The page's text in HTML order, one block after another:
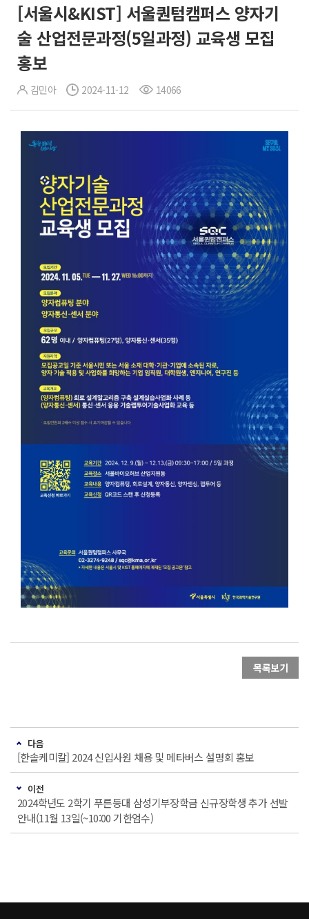
[서울시&KIST] 서울퀀텀캠퍼스 양자기
술 산업전문과정(5일과정) 교육생 모집
홍보
김민아 2024-11-12 14066
목록보기
다음
[한솔케미칼] 2024 신입사원 채용 및 메타버스 설명회 홍보
이전
2024학년도 2학기 푸른등대 삼성기부장학금 신규장학생 추가 선발
안내(11월 13일(~10:00 기한엄수)